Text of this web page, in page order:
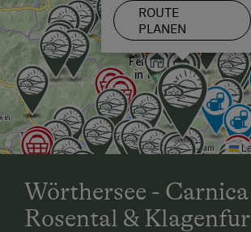
ROUTE
PLANEN
Wörthersee - Carnica
Rosental &